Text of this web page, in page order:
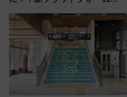
マホで簡単申請 物販や演奏会
どに【JR東日本】